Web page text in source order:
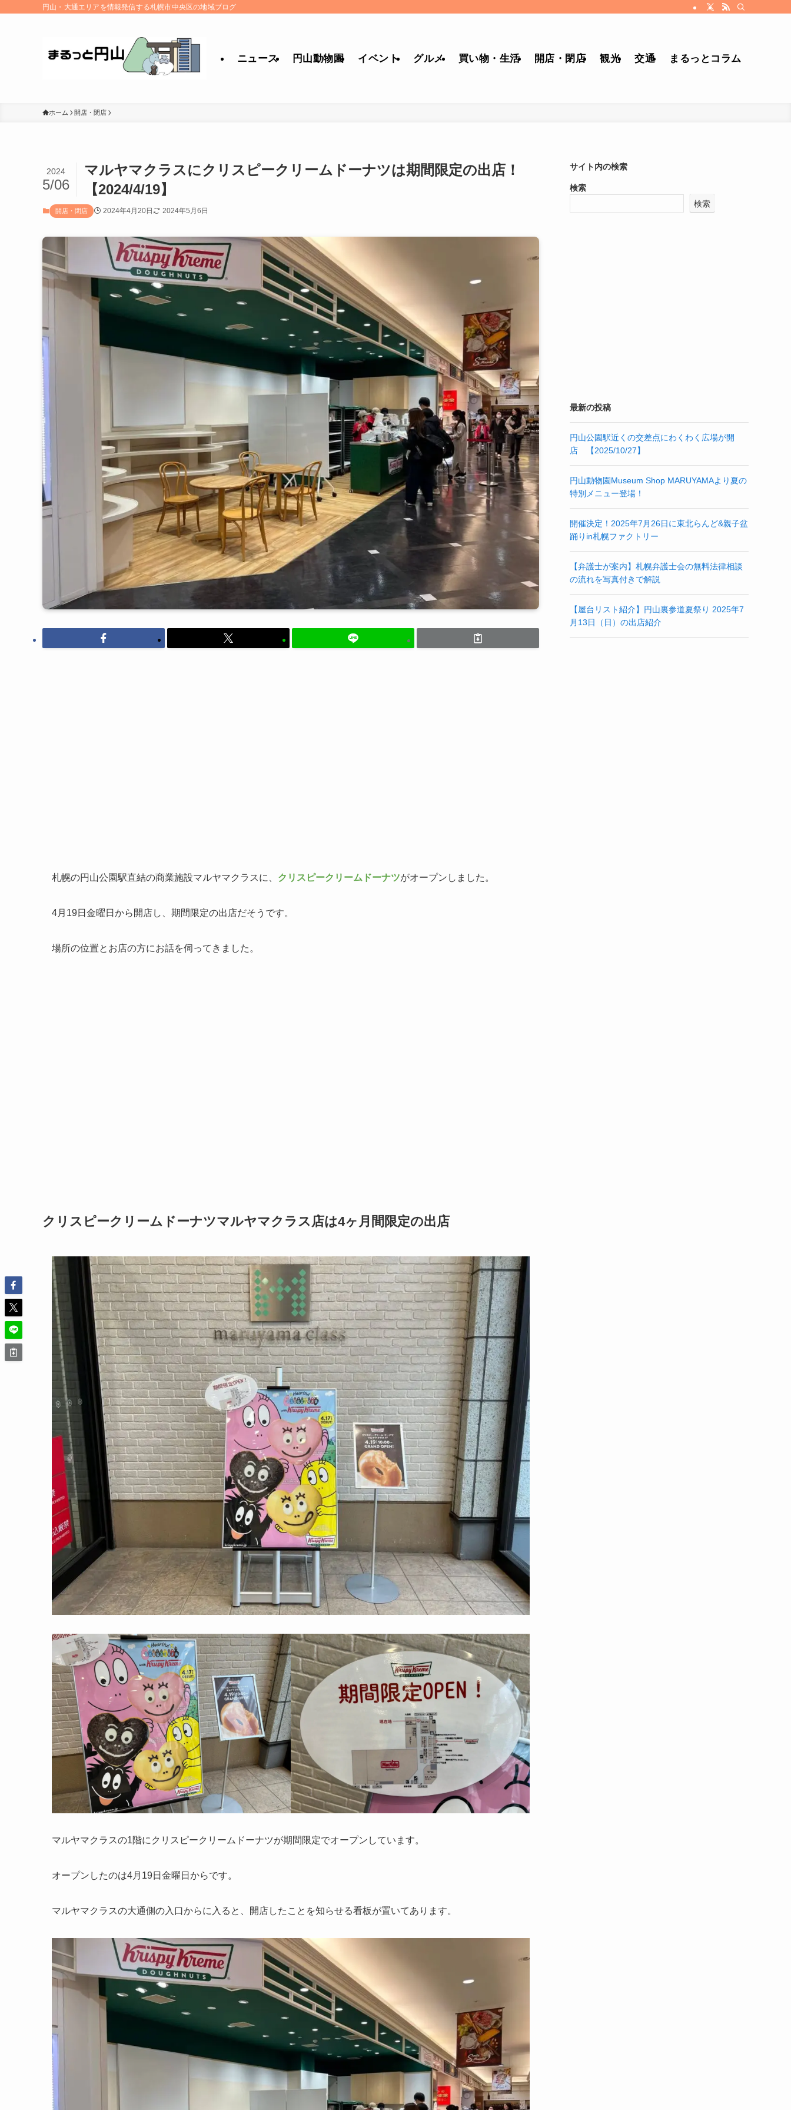
円山・大通エリアを情報発信する札幌市中央区の地域ブログ
ニュース 円山動物園 イベント グルメ 買い物・生活 開店・閉店 観光 交通 まるっとコラム
ホーム 開店・閉店
マルヤマクラスにクリスピークリームドーナツは期間限定の出店！
【2024/4/19】
2024
5/06
開店・閉店 2024年4月20日 2024年5月6日
札幌の円山公園駅直結の商業施設マルヤマクラスに、 クリスピークリームドーナツがオープンしました。
4月19日金曜日から開店し、期間限定の出店だそうです。
場所の位置とお店の方にお話を伺ってきました。
クリスピークリームドーナツマルヤマクラス店は4ヶ月間限定の出店
マルヤマクラスの1階にクリスピークリームドーナツが期間限定でオープンしています。
オープンしたのは4月19日金曜日からです。
マルヤマクラスの大通側の入口からに入ると、開店したことを知らせる看板が置いてあります。
サイト内の検索
検索
検索
最新の投稿
円山公園駅近くの交差点にわくわく広場が開
店 【2025/10/27】
円山動物園Museum Shop MARUYAMAより夏の
特別メニュー登場！
開催決定！2025年7月26日に東北らんど&親子盆
踊りin札幌ファクトリー
【弁護士が案内】札幌弁護士会の無料法律相談
の流れを写真付きで解説
【屋台リスト紹介】円山裏参道夏祭り 2025年7
月13日（日）の出店紹介